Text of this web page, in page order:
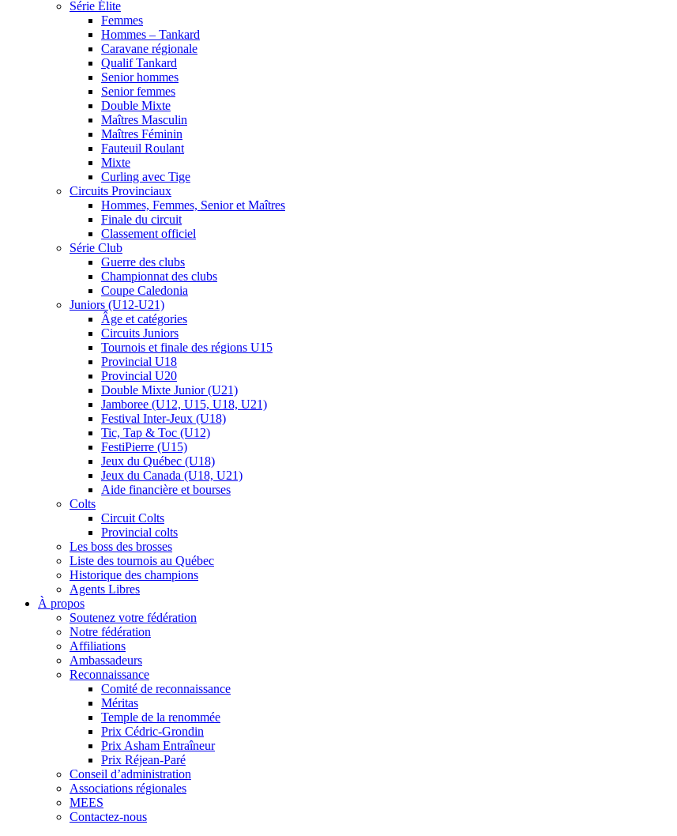
Série Élite
Femmes
Hommes – Tankard
Caravane régionale
Qualif Tankard
Senior hommes
Senior femmes
Double Mixte
Maîtres Masculin
Maîtres Féminin
Fauteuil Roulant
Mixte
Curling avec Tige
Circuits Provinciaux
Hommes, Femmes, Senior et Maîtres
Finale du circuit
Classement officiel
Série Club
Guerre des clubs
Championnat des clubs
Coupe Caledonia
Juniors (U12-U21)
Âge et catégories
Circuits Juniors
Tournois et finale des régions U15
Provincial U18
Provincial U20
Double Mixte Junior (U21)
Jamboree (U12, U15, U18, U21)
Festival Inter-Jeux (U18)
Tic, Tap & Toc (U12)
FestiPierre (U15)
Jeux du Québec (U18)
Jeux du Canada (U18, U21)
Aide financière et bourses
Colts
Circuit Colts
Provincial colts
Les boss des brosses
Liste des tournois au Québec
Historique des champions
Agents Libres
À propos
Soutenez votre fédération
Notre fédération
Affiliations
Ambassadeurs
Reconnaissance
Comité de reconnaissance
Méritas
Temple de la renommée
Prix Cédric-Grondin
Prix Asham Entraîneur
Prix Réjean-Paré
Conseil d’administration
Associations régionales
MEES
Contactez-nous